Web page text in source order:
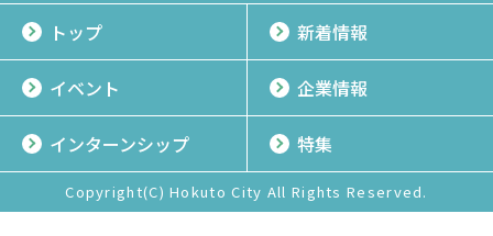
トップ 新着情報
イベント 企業情報
インターンシップ 特集
Copyright(C) Hokuto City All Rights Reserved.